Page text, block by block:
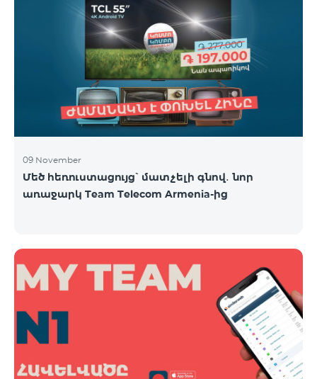
09 November
Մեծ հեռուստացույց՝ մատչելի գնով․ նոր
առաջարկ Team Telecom Armenia-ից